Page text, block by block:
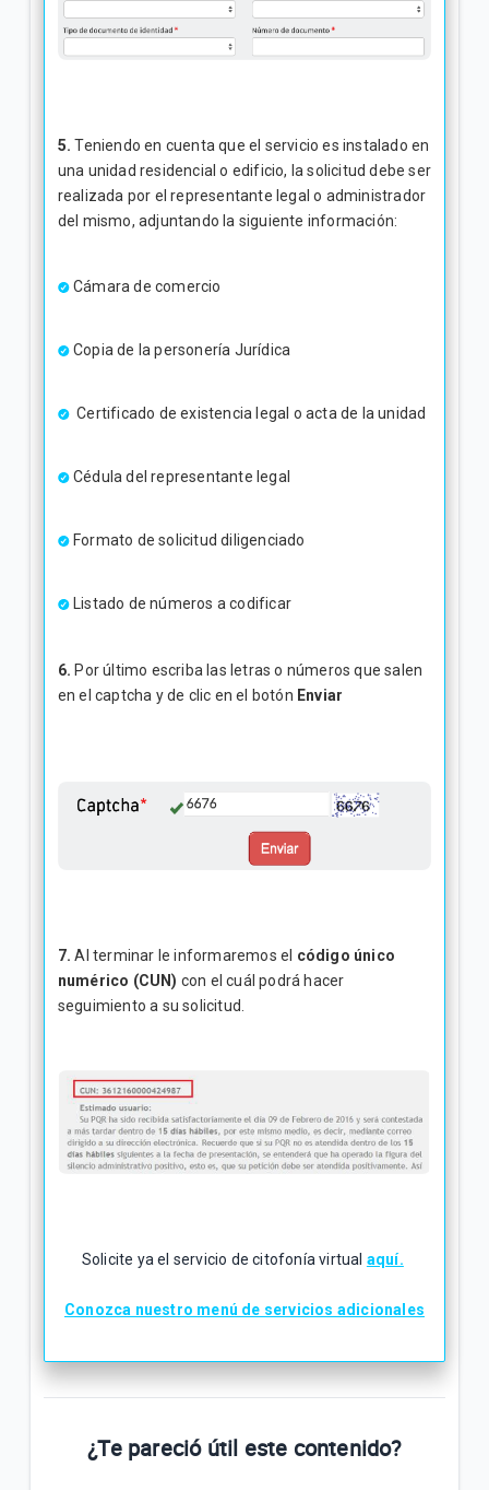
5. Teniendo en cuenta que el servicio es instalado en
una unidad residencial o edificio, la solicitud debe ser
realizada por el representante legal o administrador
del mismo, adjuntando la siguiente información:
Cámara de comercio
Copia de la personería Jurídica
Certificado de existencia legal o acta de la unidad
Cédula del representante legal
Formato de solicitud diligenciado
Listado de números a codificar
6. Por último escriba las letras o números que salen
en el captcha y de clic en el botón Enviar
7.Al terminar le informaremos el código único
numérico (CUN) con el cuál podrá hacer
seguimiento a su solicitud.
Solicite ya el servicio de citofonía virtual aquí.
Conozca nuestro menú de servicios adicionales
¿Te pareció útil este contenido?